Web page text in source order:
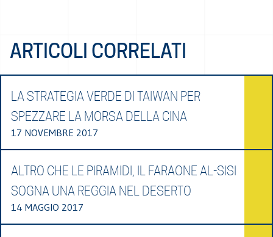
ARTICOLI CORRELATI
LA STRATEGIA VERDE DI TAIWAN PER
SPEZZARE LA MORSA DELLA CINA
17 NOVEMBRE 2017
ALTRO CHE LE PIRAMIDI, IL FARAONE AL-SISI
SOGNA UNA REGGIA NEL DESERTO
14 MAGGIO 2017